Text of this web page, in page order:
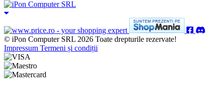
© iPon Computer SRL 2026 Toate drepturile rezervate!
Impressum Termeni și condiții